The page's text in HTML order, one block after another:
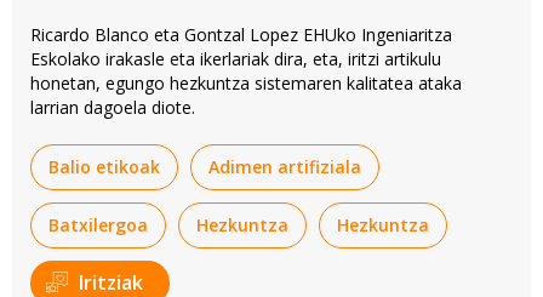
Ricardo Blanco eta Gontzal Lopez EHUko Ingeniaritza
Eskolako irakasle eta ikerlariak dira, eta, iritzi artikulu
honetan, egungo hezkuntza sistemaren kalitatea ataka
larrian dagoela diote.
Balio etikoak Adimen artifiziala
Batxilergoa Hezkuntza Hezkuntza
Iritziak